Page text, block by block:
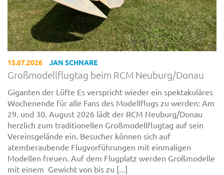
15.07.2026 JAN SCHNARE
Großmodellflugtag beim RCM Neuburg/Donau
Giganten der Lüfte Es verspricht wieder ein spektakuläres
Wochenende für alle Fans des Modellflugs zu werden: Am
29. und 30. August 2026 lädt der RCM Neuburg/Donau
herzlich zum traditionellen Großmodellflugtag auf sein
Vereinsgelände ein. Besucher können sich auf
atemberaubende Flugvorführungen mit einmaligen
Modellen freuen. Auf dem Flugplatz werden Großmodelle
mit einem Gewicht von bis zu [...]